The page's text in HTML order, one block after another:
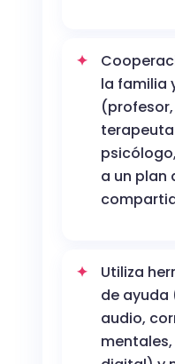
la familia
(profesor,
a un plan
Utiliza
de ayuda
audio,